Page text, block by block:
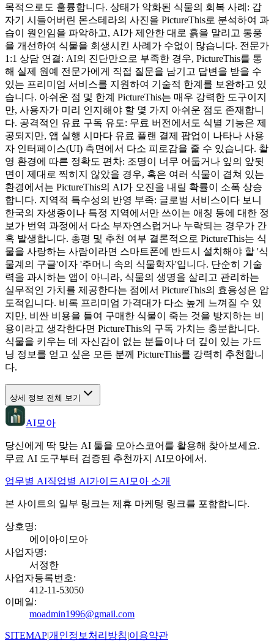
목적으로도 훌륭합니다. 상태가 악화된 식물의 회복 사례: 갑
자기 시들어버린 몬스테라의 사진을 PictureThis로 분석하여 과
습이 원인임을 파악하고, AI가 제안한 대로 흙을 말리고 통풍
을 개선하여 식물을 회생시킨 사례가 수없이 많습니다. 전문가
1:1 상담 연결: AI의 진단만으로 부족한 경우, PictureThis를 통
해 실제 원예 전문가에게 직접 질문을 남기고 답변을 받을 수
있는 프리미엄 서비스를 지원하여 기술적 한계를 보완하고 있
습니다. 아쉬운 점 및 한계 PictureThis는 매우 강력한 도구이지
만, 사용자가 미리 인지해야 할 몇 가지 아쉬운 점도 존재합니
다. 공격적인 유료 구독 유도: 무료 버전에서도 식별 기능은 제
공되지만, 앱 실행 시마다 유료 플랜 결제 팝업이 나타나 사용
자 인터페이스(UI) 측면에서 다소 피로감을 줄 수 있습니다. 촬
영 환경에 따른 정확도 편차: 조명이 너무 어둡거나 잎의 앞뒷
면이 제대로 찍히지 않았을 경우, 혹은 여러 식물이 겹쳐 있는
환경에서는 PictureThis의 AI가 오진을 내릴 확률이 소폭 상승
합니다. 지역적 특수성의 반영 부족: 글로벌 서비스이다 보니
한국의 자생종이나 특정 지역에서만 쓰이는 애칭 등에 대한 정
보가 번역 과정에서 다소 부자연스럽거나 누락되는 경우가 간
혹 발생합니다. 총평 및 추천 여부 결론적으로 PictureThis는 식
물을 사랑하는 사람이라면 스마트폰에 반드시 설치해야 할 '식
물계의 구글'이자 '주머니 속의 식물학자'입니다. 단순히 기술
력을 과시하는 앱이 아니라, 식물의 생명을 살리고 관리하는
실무적인 가치를 제공한다는 점에서 PictureThis의 효용성은 압
도적입니다. 비록 프리미엄 가격대가 다소 높게 느껴질 수 있
지만, 비싼 비용을 들여 구매한 식물이 죽는 것을 방지하는 비
용이라고 생각한다면 PictureThis의 구독 가치는 충분합니다.
식물을 키우는 데 자신감이 없는 분들이나 더 깊이 있는 가드
닝 정보를 얻고 싶은 모든 분께 PictureThis를 강력히 추천합니
다.
상세 정보 전체 보기
AI모아
당신에게 딱 맞는 AI 툴을 모아스코어를 활용해 찾아보세요.
무료 AI 도구부터 검증된 추천까지 AI모아에서.
업무별 AI직업별 AI가이드AI모아 소개
본 사이트의 일부 링크는 제휴 마케팅 링크를 포함합니다.
상호명:
에이아이모아
사업자명:
서정한
사업자등록번호:
412-11-53050
이메일:
moadmin1996@gmail.com
SITEMAP|개인정보처리방침|이용약관